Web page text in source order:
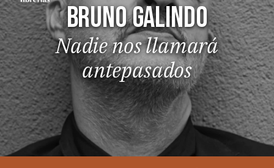
Bruno Galindo
Nadie nos llamará
antepasados